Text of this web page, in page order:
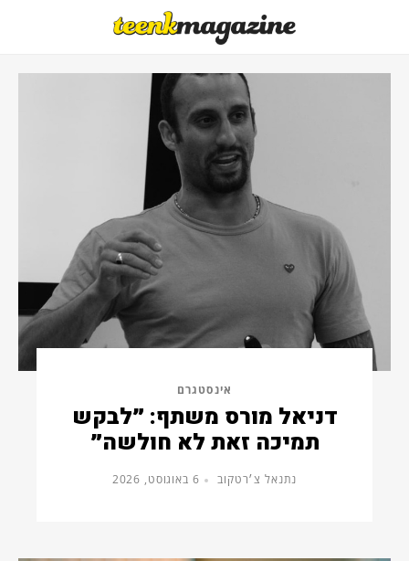
אינסטגרם
דניאל מורס משתף: ״לבקש
תמיכה זאת לא חולשה״
נתנאל צ׳רטקוב 6 באוגוסט, 2026